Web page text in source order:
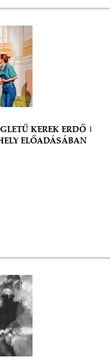
KEREK ERDŐ |
ELŐADÁSÁBAN